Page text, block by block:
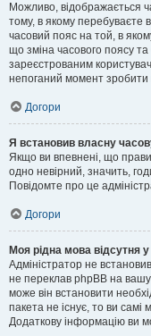
Можливо, відображається
тому, в якому перебуваєте
часовий пояс на той, в
що зміна часового поясу
зареєстрованим
непоганий момент зробити
Догори
Я встановив власну
Якщо ви впевнені, що
одно невірний, значить,
Повідомте про це
Догори
Моя рідна мова відсутня
Адміністратор не
не переклав phpBB на
може він встановити
пакета не існує, то ви
Додаткову інформацію ви